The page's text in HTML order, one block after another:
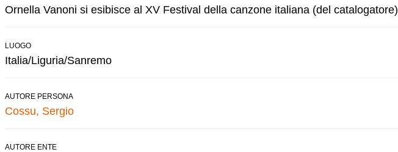
Ornella Vanoni si esibisce al XV Festival della canzone italiana (del catalogatore)
LUOGO
Italia/Liguria/Sanremo
AUTORE PERSONA
Cossu, Sergio
AUTORE ENTE